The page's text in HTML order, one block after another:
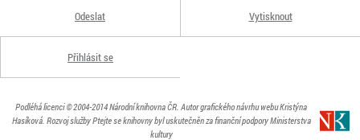
Odeslat Vytisknout
Přihlásit se
Podléhá licenci© 2004-2014Národní knihovna ČR. Autor grafického návrhu webu Kristýna
Hasíková. Rozvoj služby Ptejte se knihovny byl uskutečněn za finanční podpory Ministerstva
kultury